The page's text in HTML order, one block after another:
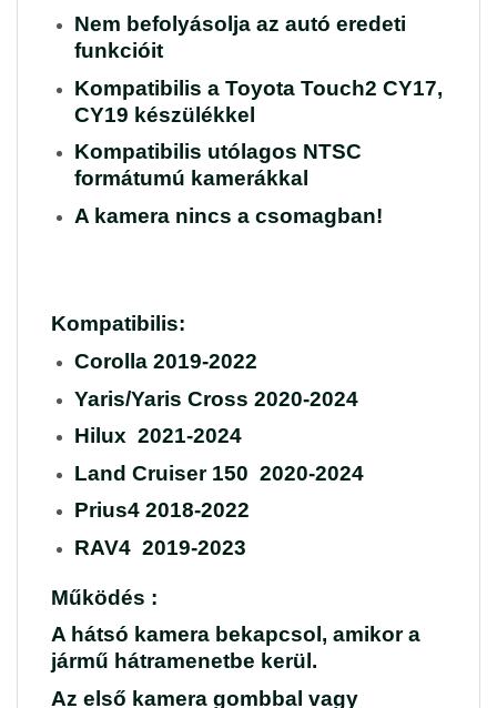
Nem befolyásolja az autó eredeti
funkcióit
Kompatibilis a Toyota Touch2 CY17,
CY19 készülékkel
Kompatibilis utólagos NTSC
formátumú kamerákkal
A kamera nincs a csomagban!
Kompatibilis:
Corolla 2019-2022
Yaris/Yaris Cross 2020-2024
Hilux 2021-2024
Land Cruiser 150 2020-2024
Prius4 2018-2022
RAV4 2019-2023
Működés :
A hátsó kamera bekapcsol, amikor a
jármű hátramenetbe kerül.
Az első kamera gombbal vagy